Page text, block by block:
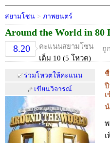
สยามโซน > ภาพยนตร์
Around the World in 80
8.20
คะแนนสยามโซน
เต็ม 10 (5 โหวต)
ถู
ร่วมโหวตให้คะแนน
เขียนวิจารณ์